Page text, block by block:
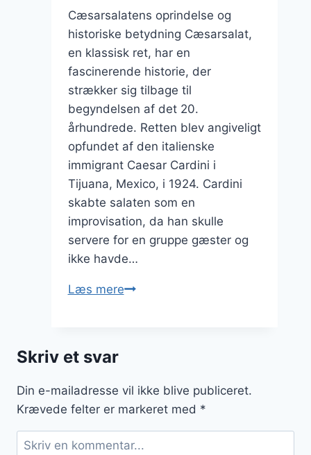
Cæsarsalatens oprindelse og
historiske betydning Cæsarsalat,
en klassisk ret, har en
fascinerende historie, der
strækker sig tilbage til
begyndelsen af det 20.
århundrede. Retten blev angiveligt
opfundet af den italienske
immigrant Caesar Cardini i
Tijuana, Mexico, i 1924. Cardini
skabte salaten som en
improvisation, da han skulle
servere for en gruppe gæster og
ikke havde…
Læs mereCæsarsalat
Skriv et svar
Din e-mailadresse vil ikke blive publiceret.
Krævede felter er markeret med *